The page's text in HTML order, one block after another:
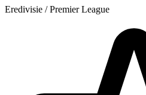
Eredivisie / Premier League